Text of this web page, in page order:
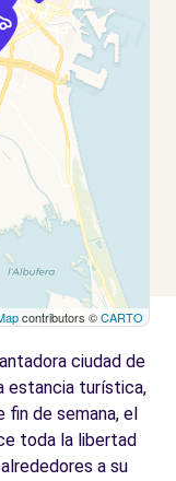
- Tres
S.L. -
4.5
km
contributors ©CARTO
ciudad de
estancia turística,
fin de semana, el
toda la libertad
a su